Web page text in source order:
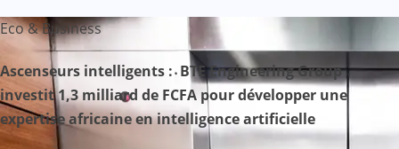
a
t
i
o
Eco & Business
Ascenseurs intelligents : BTE Engineering Group
investit 1,3 milliard de FCFA pour développer une
expertise africaine en intelligence artificielle